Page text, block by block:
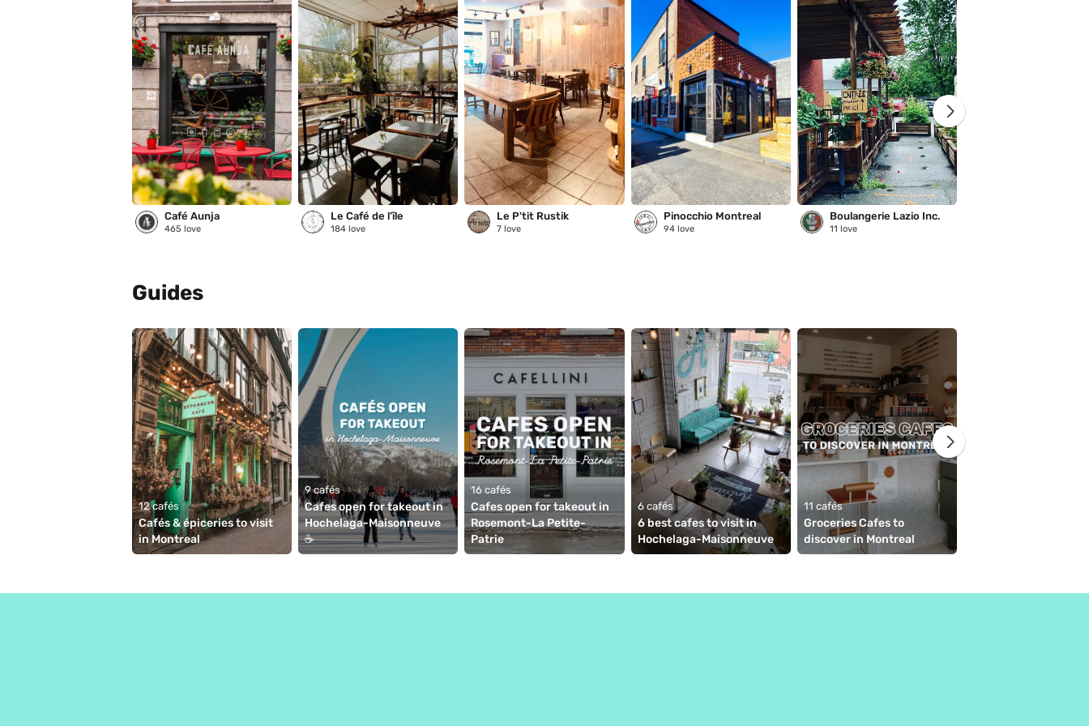
Café Aunja
465 love
Le Café de l’île
184 love
Le P'tit Rustik
7 love
Pinocchio Montreal
94love
Boulangerie Lazio Inc.
11 love
Guides
12 cafés
Cafés & épiceries to visit
in Montreal
9 cafés
Cafes open for takeout in
Hochelaga-Maisonneuve
☕️
16 cafés
Cafes open for takeout in
Rosemont-La Petite-
Patrie
6 cafés
6 best cafes to visit in
Hochelaga-Maisonneuve
11 cafés
Groceries Cafes to
discover in Montreal